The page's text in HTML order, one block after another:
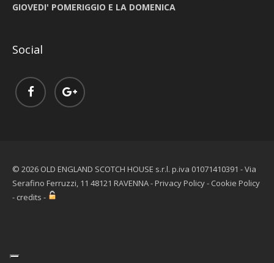
GIOVEDI' POMERIGGIO E LA DOMENICA
Social
© 2026 OLD ENGLAND SCOTCH HOUSE s.r.l. p.iva 01071410391 - Via
Serafino Ferruzzi, 11 48121 RAVENNA - Privacy Policy- Cookie Policy
- credits -